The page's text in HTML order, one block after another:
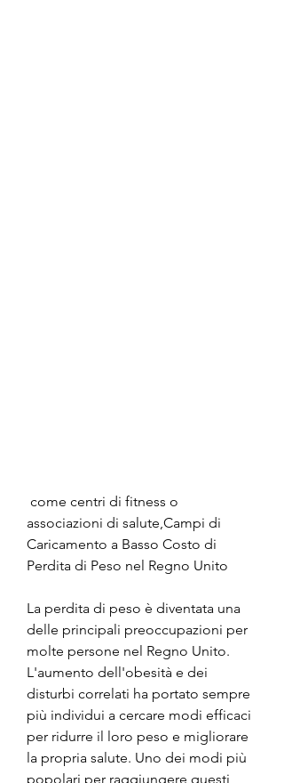
associazioni di salute,Campi di
Caricamento a Basso Costo di
Perdita di Peso nel Regno Unito
La perdita di peso è diventata una
delle principali preoccupazioni per
molte persone nel Regno Unito.
L'aumento dell'obesità e dei
disturbi correlati ha portato sempre
più individui a cercare modi efficaci
per ridurre il loro peso e migliorare
la propria salute. Uno dei modi più
popolari per raggiungere questi